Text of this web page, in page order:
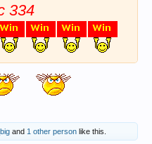
334
and 1 other person like this.